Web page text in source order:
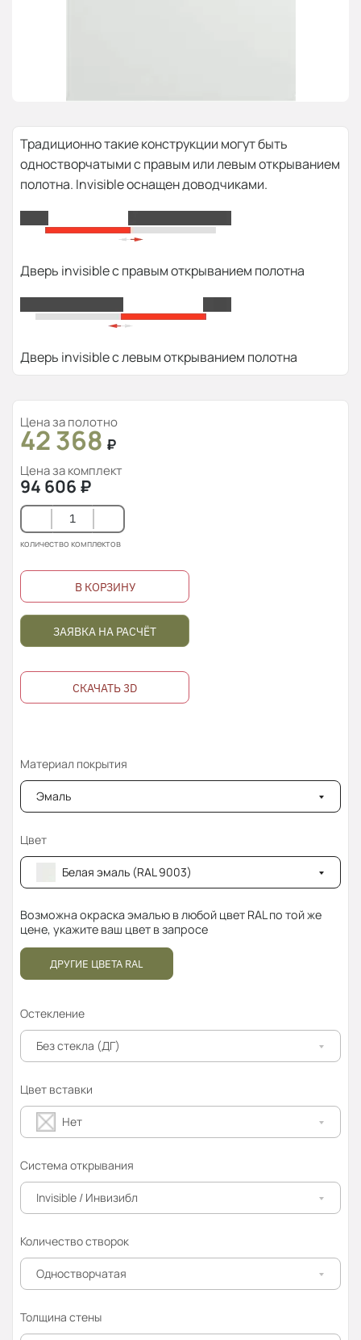
Традиционно такие конструкции могут быть
одностворчатыми с правым или левым открыванием
полотна. Invisible оснащен доводчиками.
Дверь invisible с правым открыванием полотна
Дверь invisible с левым открыванием полотна
Цена за полотно
42 368 ₽
Цена за комплект
94 606 ₽
количество комплектов
В КОРЗИНУ
ЗАЯВКА НА РАСЧЁТ
СКАЧАТЬ 3D
Материал покрытия
Эмаль
Цвет
Белая эмаль (RAL 9003)
Возможна окраска эмалью в любой цвет RAL по той же
цене, укажите ваш цвет в запросе
ДРУГИЕ ЦВЕТА RAL
Остекление
Без стекла (ДГ)
Цвет вставки
Нет
Система открывания
Invisible / Инвизибл
Количество створок
Одностворчатая
Толщина стены